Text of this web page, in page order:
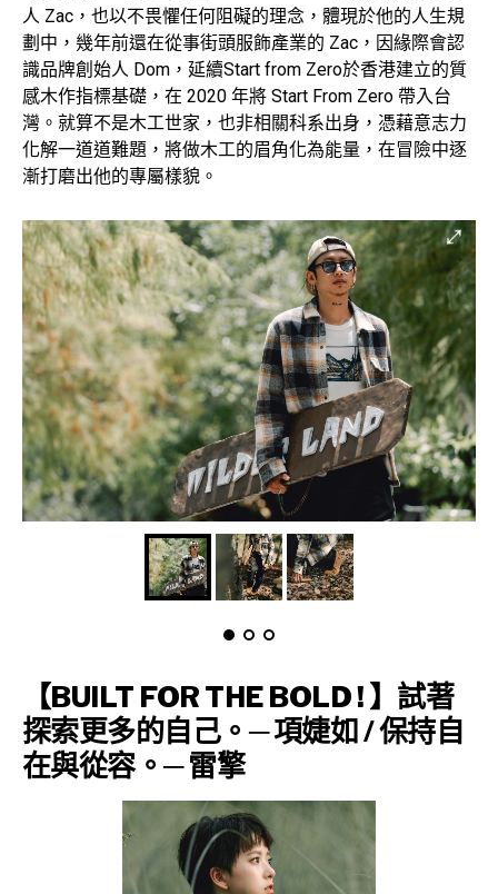
人 Zac，也以不畏懼任何阻礙的理念，體現於他的人生規
劃中，幾年前還在從事街頭服飾產業的 Zac，因緣際會認
識品牌創始人 Dom，延續Start from Zero於香港建立的質
感木作指標基礎，在 2020 年將 Start From Zero 帶入台
灣。就算不是木工世家，也非相關科系出身，憑藉意志力
化解一道道難題，將做木工的眉角化為能量，在冒險中逐
漸打磨出他的專屬樣貌。
【BUILT FOR THE BOLD ! 】試著
探索更多的自己。─ 項婕如 / 保持自
在與從容。─ 雷擎